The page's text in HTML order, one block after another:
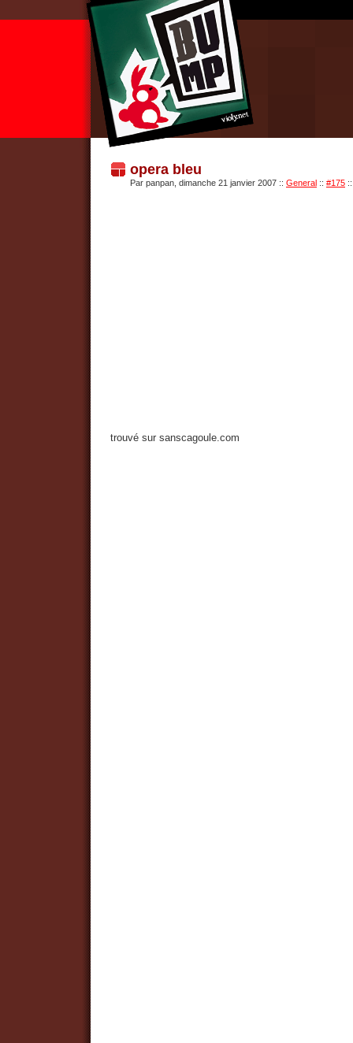
opera bleu
Par panpan, dimanche 21 janvier 2007 :: General :: #175 ::
trouvé sur sanscagoule.com